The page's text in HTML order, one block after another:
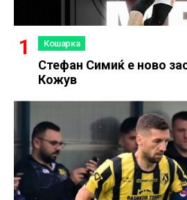
Кошарка
Стефан Симиќ е ново
Кожув